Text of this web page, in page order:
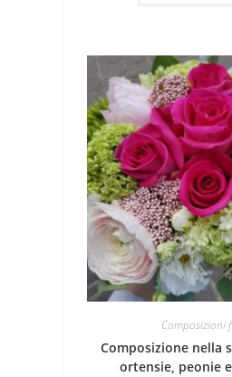
Composizioni
Composizione nella
ortensie, peonie